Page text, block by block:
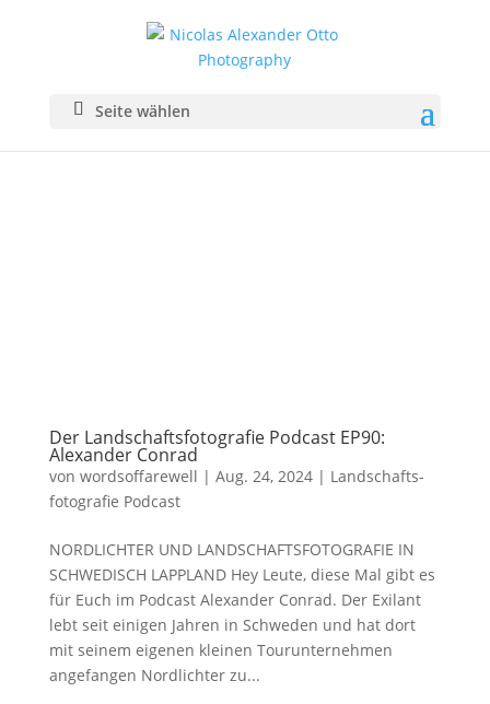
Seite wählen
Der Landschaftsfotografie Podcast EP90:
Alexander Conrad
von wordsoffarewell | Aug. 24, 2024| Landschafts­
fotografie Podcast
NORDLICHTER UND LANDSCHAFTSFOTOGRAFIE IN
SCHWEDISCH LAPPLAND Hey Leute, diese Mal gibt es
für Euch im Podcast Alexander Conrad. Der Exilant
lebt seit einigen Jahren in Schweden und hat dort
mit seinem eigenen kleinen Tourunternehmen
angefangen Nordlichter zu...